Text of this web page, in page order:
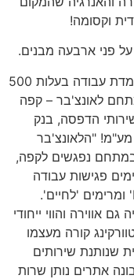
וקסומה!
מנהלת המתחם, דנה דהן: "ניתן לשכור עמדת עבודה בעלות 500
מתחם לאונצ'בר – קפה
הדפסה, בנק
מע"מ! "הלאונצ'בר
נפגשים לקפה,
פגישות עבודה
ואחת לחודש נפגשים ל-'HAPPY HOUR' ומרימים 'לחיים'.
אווירה והווי ייחודי
קורה מעצמו
שנותנת שירותים
אתרים נותן שרות